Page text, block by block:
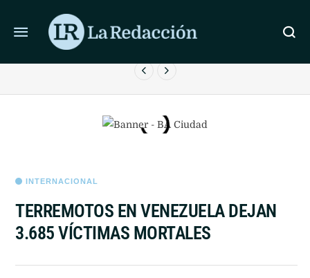
ÚLTIMAS NOTICIAS
LA JUSTICIA RECHAZÓ LEVANTAR LA PERIMETRAL A
INTERNACIONAL
TERREMOTOS EN VENEZUELA DEJAN
3.685 VÍCTIMAS MORTALES